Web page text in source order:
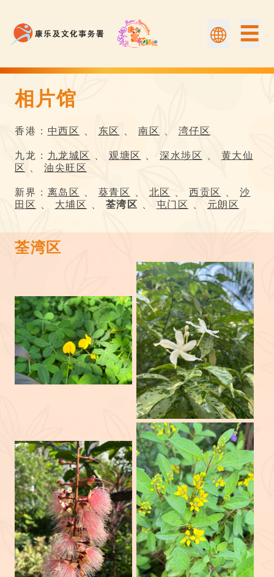
☰
相片馆 | Flower Appreciation 康文賞花情報
相片馆
香港 : 中西区 、 东区 、 南区 、 湾仔区
九龙 : 九龙城区 、 观塘区 、 深水埗区 、 黄大仙
区 、 油尖旺区
新界 : 离岛区 、 葵青区 、 北区 、 西贡区 、 沙
田区 、 大埔区 、 荃湾区 、 屯门区 、 元朗区
荃湾区